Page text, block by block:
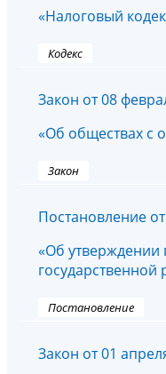
«Налоговый
Кодекс
Закон от 08
«Об обществах с
Закон
Постановление
«Об утверждении
государственной
Постановление
Закон от 01